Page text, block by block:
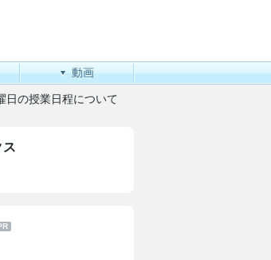
動画
日の授業日程について
ス